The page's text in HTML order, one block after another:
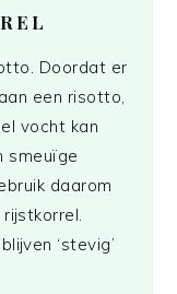
Doordat er
een risotto,
vocht kan
smeuïge
daarom
‘stevig’